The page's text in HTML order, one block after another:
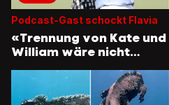
Podcast-Gast schockt Flavia
«Trennung von Kate und
William wäre nicht